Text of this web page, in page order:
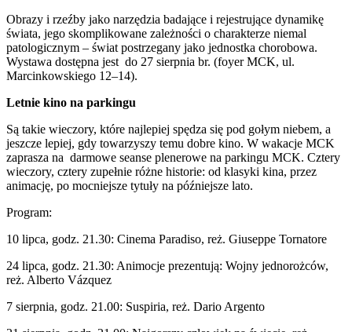
Obrazy i rzeźby jako narzędzia badające i rejestrujące dynamikę
świata, jego skomplikowane zależności o charakterze niemal
patologicznym – świat postrzegany jako jednostka chorobowa.
Wystawa dostępna jest do 27 sierpnia br. (foyer MCK, ul.
Marcinkowskiego 12–14).
Letnie kino na parkingu
Są takie wieczory, które najlepiej spędza się pod gołym niebem, a
jeszcze lepiej, gdy towarzyszy temu dobre kino. W wakacje MCK
zaprasza na darmowe seanse plenerowe na parkingu MCK. Cztery
wieczory, cztery zupełnie różne historie: od klasyki kina, przez
animację, po mocniejsze tytuły na późniejsze lato.
Program:
10 lipca, godz. 21.30: Cinema Paradiso, reż. Giuseppe Tornatore
24 lipca, godz. 21.30: Animocje prezentują: Wojny jednorożców,
reż. Alberto Vázquez
7 sierpnia, godz. 21.00: Suspiria, reż. Dario Argento